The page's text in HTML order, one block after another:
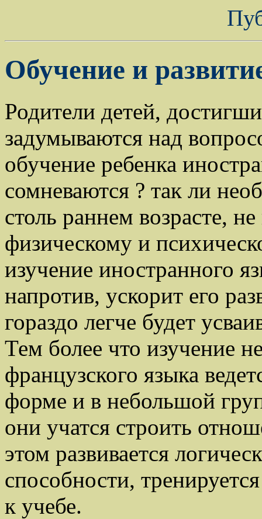
Обучение и
Родители детей,
задумываются над
обучение ребенка
сомневаются ? так ли
столь раннем возрасте,
физическому и
изучение иностранного
напротив, ускорит его
гораздо легче будет
Тем более что изучение
французского языка
форме и в небольшой
они учатся строить
этом развивается
способности,
к учебе.